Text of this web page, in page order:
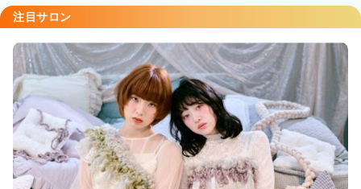
注目サロン